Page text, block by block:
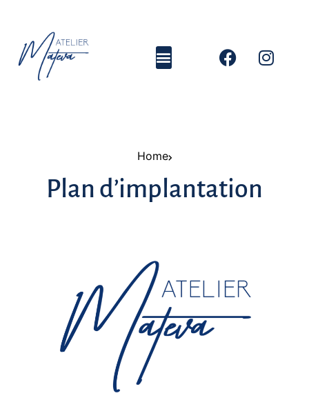
Home
Plan d’implantation